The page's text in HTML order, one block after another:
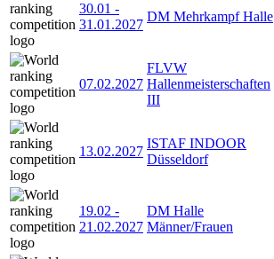
30.01 -
31.01.2027
DM Mehrkampf Halle
07.02.2027
FLVW
Hallenmeisterschaften
III
13.02.2027
ISTAF INDOOR
Düsseldorf
19.02 -
21.02.2027
DM Halle
Männer/Frauen